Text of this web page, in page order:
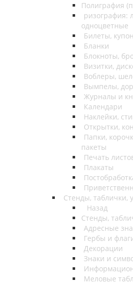
Полиграфия
ризография:
одноцветные
Билеты,
Бланки
Блокноты,
Визитки,
Воблеры,
Вымпелы,
Журналы и
Календари
Наклейки,
Открытки,
Папки,
пакеты
Печать
Плакаты
Стенды, таблички,
Назад
Стенды,
Адресные
Гербы и
Декорации
Знаки и
Меловые